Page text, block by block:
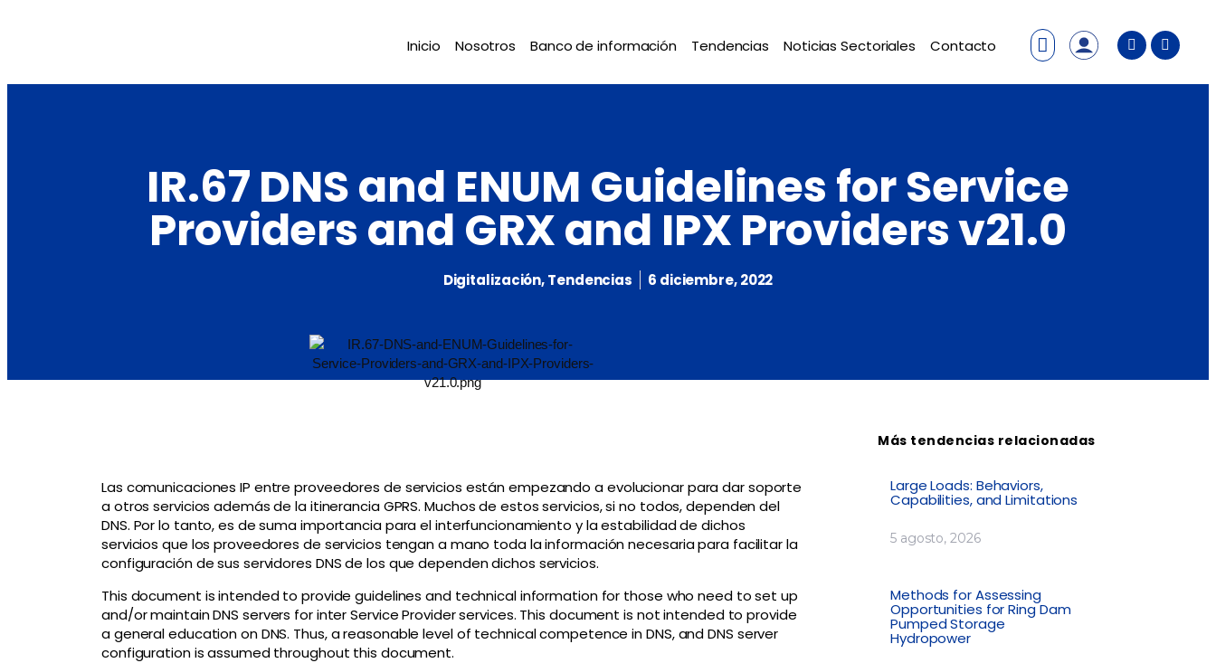
Inicio Nosotros Banco de información Tendencias Noticias Sectoriales Contacto
IR.67 DNS and ENUM Guidelines for Service
Providers and GRX and IPX Providers v21.0
Digitalización,Tendencias 6 diciembre, 2022
Las comunicaciones IP entre proveedores de servicios están empezando a evolucionar para dar soporte
a otros servicios además de la itinerancia GPRS. Muchos de estos servicios, si no todos, dependen del
DNS. Por lo tanto, es de suma importancia para el interfuncionamiento y la estabilidad de dichos
servicios que los proveedores de servicios tengan a mano toda la información necesaria para facilitar la
configuración de sus servidores DNS de los que dependen dichos servicios.
This document is intended to provide guidelines and technical information for those who need to set up
and/or maintain DNS servers for inter Service Provider services. This document is not intended to provide
a general education on DNS. Thus, a reasonable level of technical competence in DNS, and DNS server
configuration is assumed throughout this document.
Más tendencias relacionadas
Large Loads: Behaviors,
Capabilities, and Limitations
5 agosto, 2026
Methods for Assessing
Opportunities for Ring Dam
Pumped Storage
Hydropower